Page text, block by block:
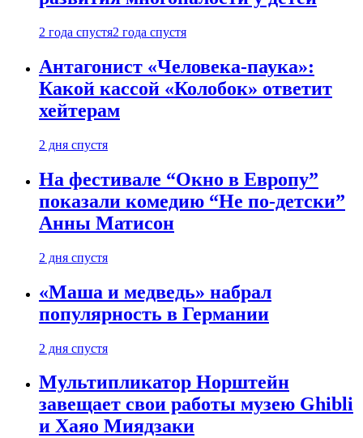
2 года спустя2 года спустя
Антагонист «Человека-паука»:
Какой кассой «Колобок» ответит
хейтерам
2 дня спустя
На фестивале “Окно в Европу”
показали комедию “Не по-детски”
Анны Матисон
2 дня спустя
«Маша и медведь» набрал
популярность в Германии
2 дня спустя
Мультипликатор Норштейн
завещает свои работы музею Ghibli
и Хаяо Миядзаки